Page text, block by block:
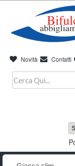
Novità Contatti